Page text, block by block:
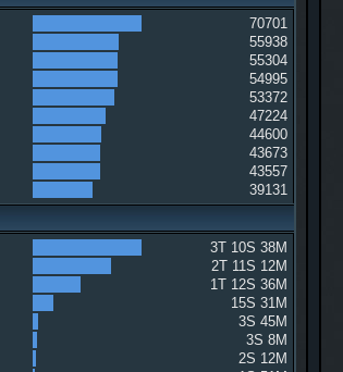
70701
55938
55304
54995
53372
47224
44600
43673
43557
39131
3T 10S 38M
2T 11S 12M
1T 12S 36M
15S 31M
3S 45M
3S 8M
2S 12M